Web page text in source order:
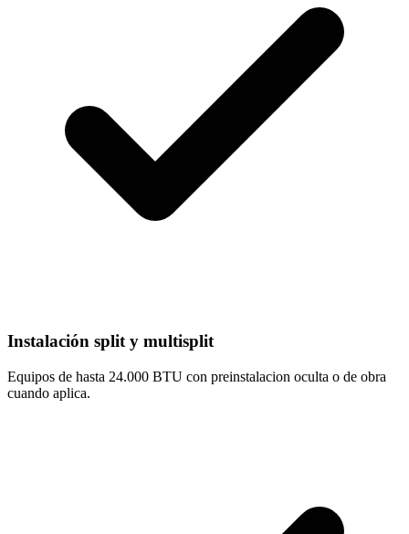
Instalación split y multisplit
Equipos de hasta 24.000 BTU con preinstalacion oculta o de obra
cuando aplica.